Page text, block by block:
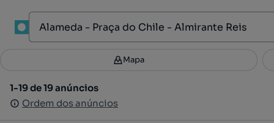
1
Filtros 2
1-19 de 19 anúncios
Ordem dos anúncios
Mapa
1-19 de 19 anúncios
Ordem dos anúncios